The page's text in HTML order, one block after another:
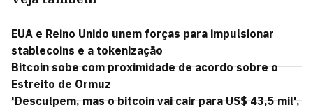
EUA e Reino Unido unem forças para impulsionar
stablecoins e a tokenização
Bitcoin sobe com proximidade de acordo sobre o
Estreito de Ormuz
'Desculpem, mas o bitcoin vai cair para US$ 43,5 mil',